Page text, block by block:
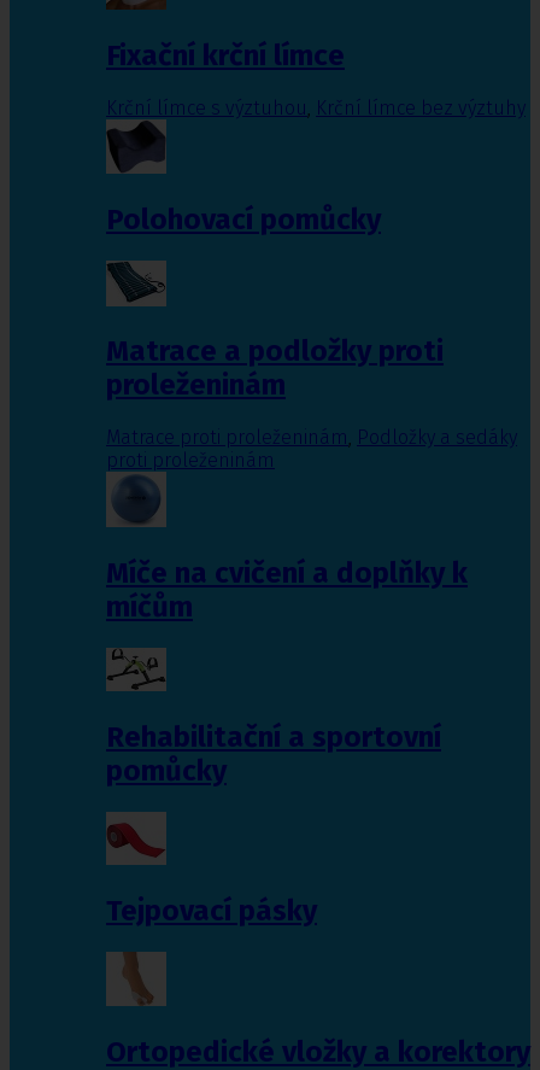
Fixační krční límce
Krční límce s výztuhou Krční límce bez výztuhy
Polohovací pomůcky
Matrace a podložky proti
proleženinám
Matrace proti proleženinám, Podložky a sedáky
proti proleženinám
Míče na cvičení a doplňky k
míčům
Rehabilitační a sportovní
pomůcky
Tejpovací pásky
Ortopedické vložky a korektory